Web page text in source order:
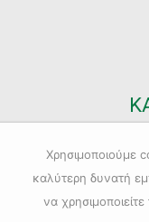
Χρησιμοποιούμε
καλύτερη δυνατή
να